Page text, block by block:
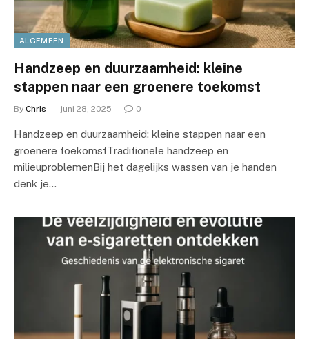
ALGEMEEN
Handzeep en duurzaamheid: kleine
stappen naar een groenere toekomst
By Chris juni 28, 2025 0
Handzeep en duurzaamheid: kleine stappen naar een
groenere toekomstTraditionele handzeep en
milieuproblemenBij het dagelijks wassen van je handen
denk je…